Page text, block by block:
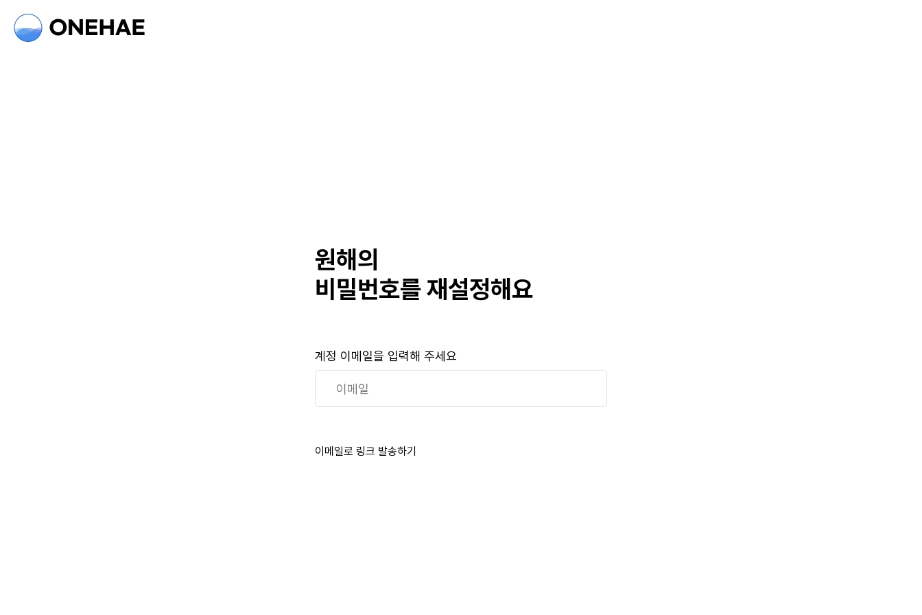
원해의
비밀번호를 재설정해요
계정 이메일을 입력해 주세요
이메일로 링크 발송하기